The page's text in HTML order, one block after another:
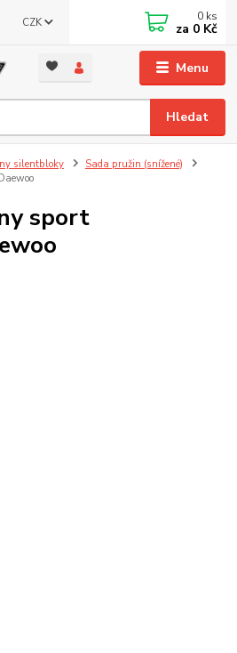
Menu
CZK
Hledat
0 ks
za 0 Kč
silentbloky
Sada pružin (snížené)
sport